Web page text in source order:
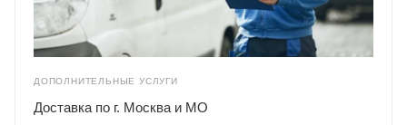
ДОПОЛНИТЕЛЬНЫЕ УСЛУГИ
Доставка по г. Москва и МО